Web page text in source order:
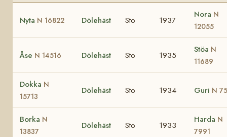
Nyta N 16822 Dölehäst Sto 1937
Nora N
12055
Åse N 14516 Dölehäst Sto 1935
Stöa N
11689
Dokka N
15713
Dölehäst Sto 1934 Guri N
Borka N
13837
Dölehäst Sto 1933
Harda N
7991